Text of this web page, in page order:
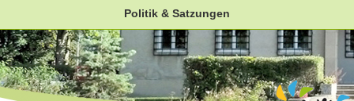
Politik & Satzungen